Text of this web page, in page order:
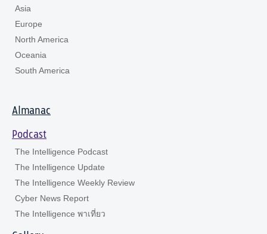
Asia
Europe
North America
Oceania
South America
Almanac
Podcast
The Intelligence Podcast
The Intelligence Update
The Intelligence Weekly Review
Cyber News Report
The Intelligence พาเที่ยว